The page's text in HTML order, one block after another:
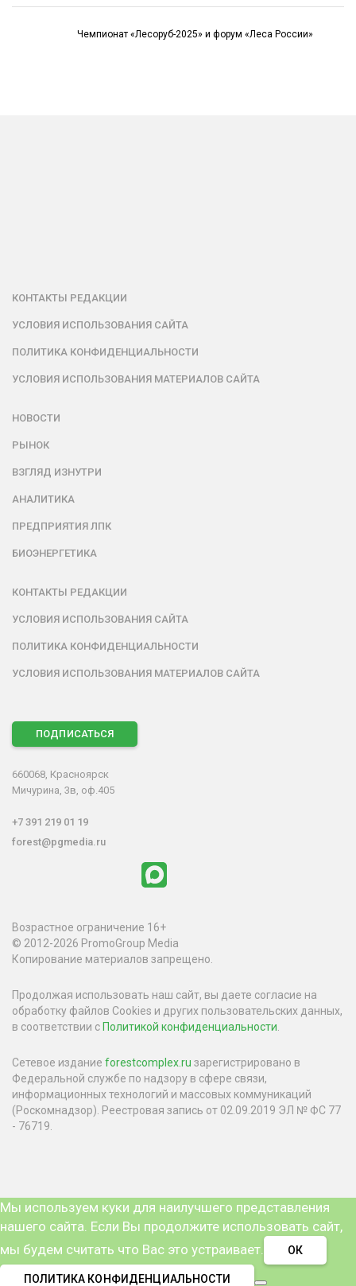
Чемпионат «Лесоруб-2025» и форум «Леса России»
КОНТАКТЫ РЕДАКЦИИ
УСЛОВИЯ ИСПОЛЬЗОВАНИЯ САЙТА
ПОЛИТИКА КОНФИДЕНЦИАЛЬНОСТИ
УСЛОВИЯ ИСПОЛЬЗОВАНИЯ МАТЕРИАЛОВ САЙТА
НОВОСТИ
РЫНОК
ВЗГЛЯД ИЗНУТРИ
АНАЛИТИКА
ПРЕДПРИЯТИЯ ЛПК
БИОЭНЕРГЕТИКА
КОНТАКТЫ РЕДАКЦИИ
УСЛОВИЯ ИСПОЛЬЗОВАНИЯ САЙТА
ПОЛИТИКА КОНФИДЕНЦИАЛЬНОСТИ
УСЛОВИЯ ИСПОЛЬЗОВАНИЯ МАТЕРИАЛОВ САЙТА
ПОДПИСАТЬСЯ
660068, Красноярск
Мичурина, 3в, оф.405
+7 391 219 01 19
forest@pgmedia.ru
Возрастное ограничение 16+
© 2012-2026 PromoGroup Media
Копирование материалов запрещено.
Продолжая использовать наш сайт, вы даете согласие на
обработку файлов Cookies и других пользовательских данных,
в соответствии сПолитикой конфиденциальности
Сетевое издание forestcomplex.ru зарегистрировано в
Федеральной службе по надзору в сфере связи,
информационных технологий и массовых коммуникаций
(Роскомнадзор). Реестровая запись от 02.09.2019 ЭЛ № ФС 77
- 76719.
Мы используем куки для наилучшего представления
нашего сайта. Если Вы продолжите использовать сайт,
мы будем считать что Вас это устраивает.
ОК
ПОЛИТИКА КОНФИДЕНЦИАЛЬНОСТИ